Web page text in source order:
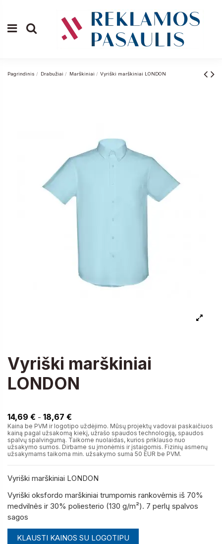
Pagrindinis Drabužiai Marškiniai Vyriški marškiniai LONDON
Vyriški marškiniai
LONDON
14,69 € - 18,67 €
Kaina be PVM ir logotipo uždėjimo. Mūsų projektų vadovai paskaičiuos
kainą pagal užsakomą kiekį, užrašo spaudos technologiją, spaudos
spalvų spalvingumą. Taikome nuolaidas, kurios priklauso nuo
užsakymo sumos. Dirbame su įmonėmis ir įstaigomis. Fizinių asmenų
užsakymams taikoma min. užsakymo suma 50 EUR be PVM.
Vyriški marškiniai LONDON
Vyriški oksfordo marškiniai trumpomis rankovėmis iš 70%
medvilnės ir 30% poliesterio (130 g/m²). 7 perlų spalvos
sagos
KLAUSTI KAINOS SU LOGOTIPU